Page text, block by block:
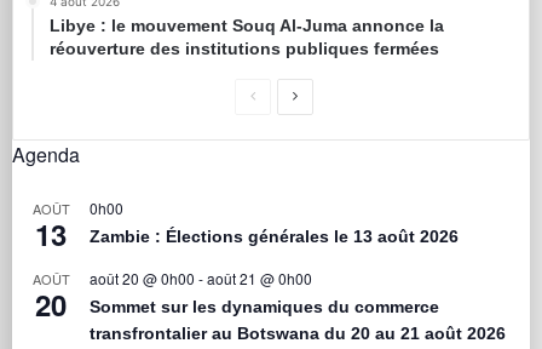
Libye : le mouvement Souq Al-Juma annonce la
réouverture des institutions publiques fermées
Agenda
AOÛT
13
0h00
Zambie : Élections générales le 13 août 2026
AOÛT
20
août 20 @ 0h00 -août 21 @ 0h00
Sommet sur les dynamiques du commerce
transfrontalier au Botswana du 20 au 21 août 2026